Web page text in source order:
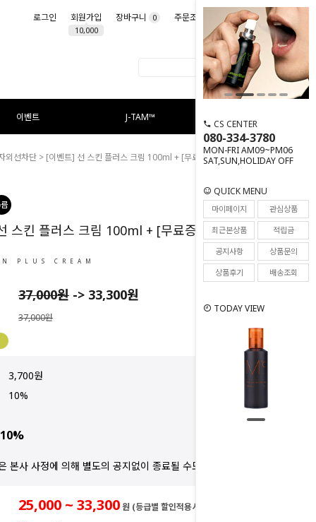
로그인 회원가입
10,000
장바구니 0 주문조회 마이페이지
이벤트 J-TAM™
CS CENTER
080-334-3780
MON-FRI AM09~PM06
SAT,SUN,HOLIDAY OFF
QUICK MENU
마이페이지
관심상품
최근본상품
적립금
공지사항
상품문의
상품후기
배송조회
TODAY VIEW
외선차단 > [이벤트] 선 스킨 플러스 크림 100ml + [무료증정] 여행용 20ml
69
스킨 플러스 크림 100ml + [무료증정] 여행용
PLUS CREAM
37,000원 -> 33,300원
37,000원
3,700원
10%
본사 사정에 의해 별도의 공지없이 종료될 수도 있습니다.
25,000 ~ 33,300원 (등급별 할인적용시)